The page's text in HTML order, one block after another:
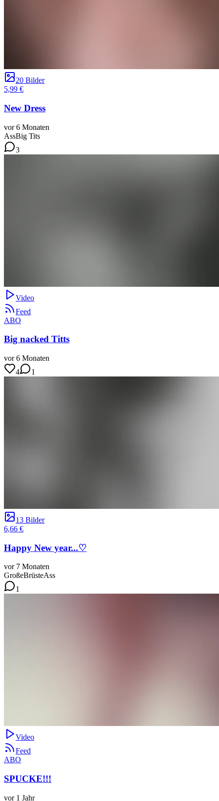
20 Bilder
5,99 €
New Dress
vor 6 Monaten
AssBig Tits
3
Video
Feed
ABO
Big nacked Titts
vor 6 Monaten
4
1
13 Bilder
6,66 €
Happy New year...♡
vor 7 Monaten
GroßeBrüsteAss
1
Video
Feed
ABO
SPUCKE!!!
vor 1 Jahr